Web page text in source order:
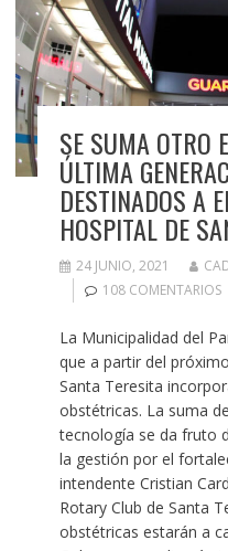
SE SUMA OTRO
ÚLTIMA
DESTINADOS A
HOSPITAL DE
24 JUNIO, 2021
108 COMENTARIOS
La Municipalidad del
que a partir del
Santa Teresita
obstétricas. La suma
tecnología se da fruto
la gestión por el
intendente Cristian
Rotary Club de Santa
obstétricas estarán a